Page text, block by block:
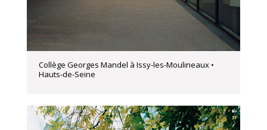
Collège Georges Mandel à Issy-les-Moulineaux •
Hauts-de-Seine